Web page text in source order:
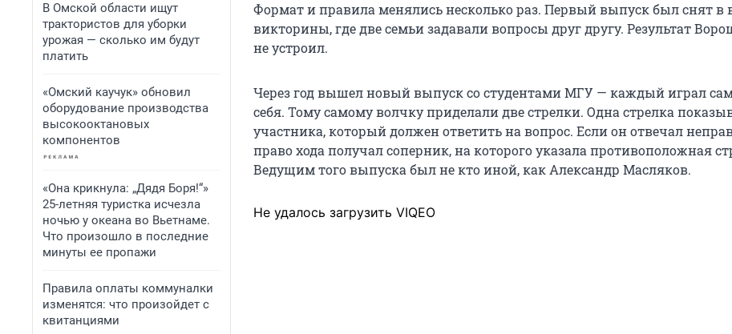
В Омской области ищут
трактористов для уборки
урожая — сколько им будут
платить
«Омский каучук» обновил
оборудование производства
высокооктановых
компонентов
«Она крикнула: „Дядя Боря!“»
25-летняя туристка исчезла
ночью у океана во Вьетнаме.
Что произошло в последние
минуты ее пропажи
Правила оплаты коммуналки
изменятся: что произойдет с
квитанциями
Формат и правила менялись несколько раз. Первый выпуск был снят в
викторины, где две семьи задавали вопросы друг другу. Результат
не устроил.
Через год вышел новый выпуск со студентами МГУ — каждый играл
себя. Тому самому волчку приделали две стрелки. Одна стрелка
участника, который должен ответить на вопрос. Если он отвечал
право хода получал соперник, на которого указала противоположная
Ведущим того выпуска был не кто иной, как Александр Масляков.
Не удалось загрузить VIQEO